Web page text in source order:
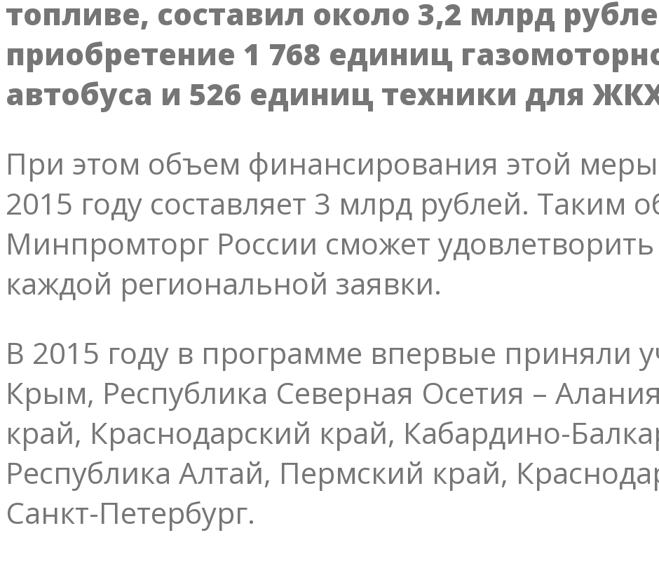
топливе, составил около 3,2 млрд
приобретение 1 768 единиц
автобуса и 526 единиц техники для
При этом объем финансирования этой
2015 году составляет 3 млрд рублей. Таким
Минпромторг России сможет
каждой региональной заявки.
В 2015 году в программе впервые приняли
Крым, Республика Северная Осетия –
край, Краснодарский край, Кабардино-
Республика Алтай, Пермский край,
Санкт-Петербург.